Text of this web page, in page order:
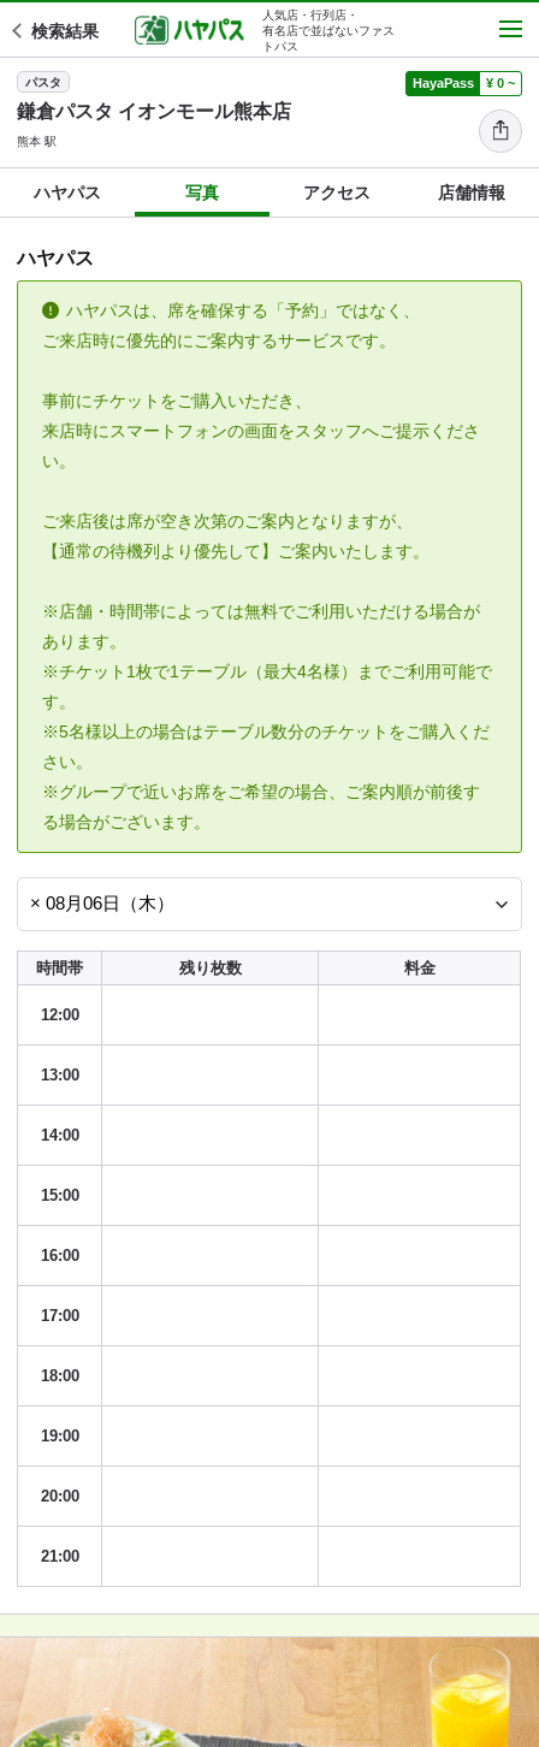
検索結果
人気店・行列店・
有名店で並ばないファス
トパス
パスタ
鎌倉パスタ イオンモール熊本店
熊本 駅
HayaPass ¥ 0 ~
ハヤパス 写真 アクセス 店舗情報
ハヤパス
ハヤパスは、席を確保する「予約」ではなく、
ご来店時に優先的にご案内するサービスです。
事前にチケットをご購入いただき、
来店時にスマートフォンの画面をスタッフへご提示くださ
い。
ご来店後は席が空き次第のご案内となりますが、
【通常の待機列より優先して】ご案内いたします。
※店舗・時間帯によっては無料でご利用いただける場合が
あります。
※チケット1枚で1テーブル（最大4名様）までご利用可能で
す。
※5名様以上の場合はテーブル数分のチケットをご購入くだ
さい。
※グループで近いお席をご希望の場合、ご案内順が前後す
る場合がございます。
時間帯 残り枚数 料金
12:00
13:00
14:00
15:00
16:00
17:00
18:00
19:00
20:00
21:00